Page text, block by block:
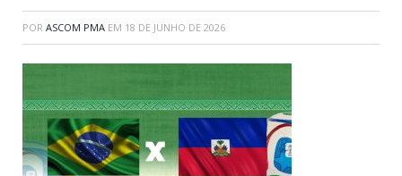
POR ASCOM PMA EM 18 DE JUNHO DE 2026